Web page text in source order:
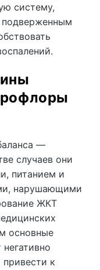
систему,
подверженным
—
случаев они
питанием и
нарушающими
ЖКТ
основные
привести к